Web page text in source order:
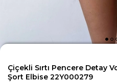
Çiçekli Sırtı Pencere Detay
Şort Elbise 22Y000279